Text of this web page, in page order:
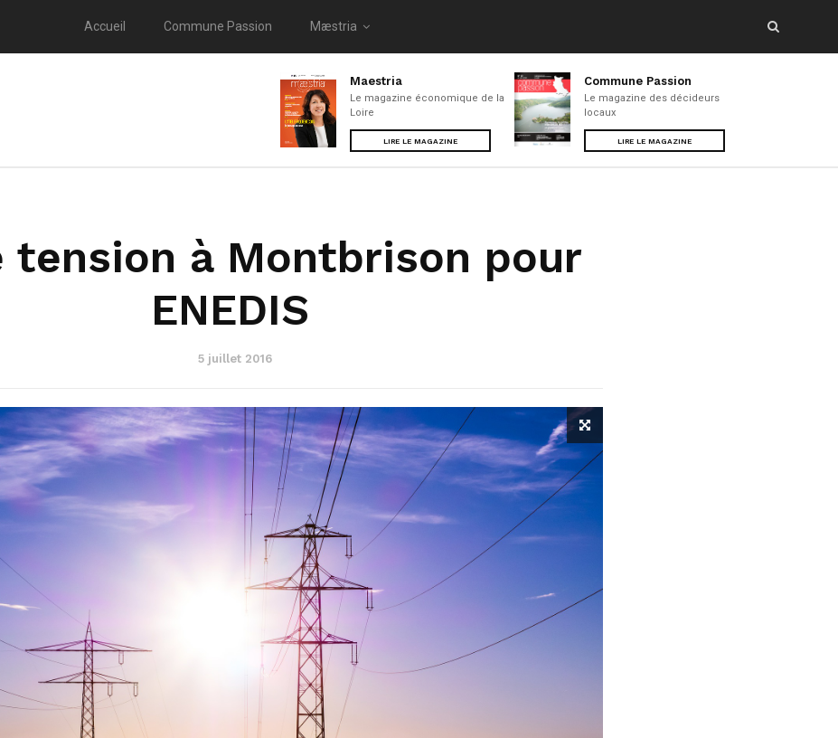
Accueil Commune Passion Mæstria
Maestria
Le magazine économique de la
Loire
LIRE LE MAGAZINE
Commune Passion
Le magazine des décideurs
locaux
LIRE LE MAGAZINE
tension à Montbrison pour
ENEDIS
5 juillet 2016